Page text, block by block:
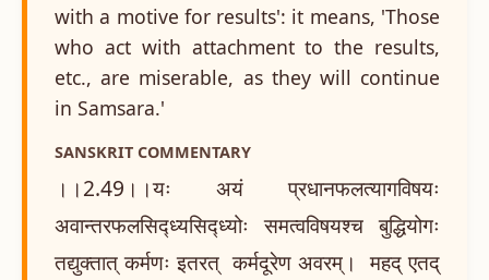
with a motive for results': it means, 'Those
who act with attachment to the results,
etc., are miserable, as they will continue
in Samsara.'
SANSKRIT COMMENTARY
।।2.49।।यः अयं प्रधानफलत्यागविषयः
अवान्तरफलसिद्ध्यसिद्ध्योः समत्वविषयश्च बुद्धियोगः
तद्युक्तात् कर्मणः इतरत् कर्मदूरेण अवरम्। महद् एतद्